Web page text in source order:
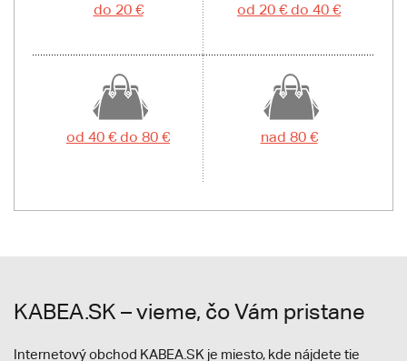
do 20 € od 20 € do 40 €
od 40 € do 80 € nad 80 €
KABEA.SK – vieme, čo Vám pristane
Internetový obchod KABEA.SK je miesto, kde nájdete tie